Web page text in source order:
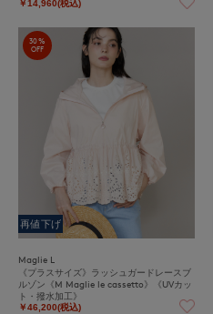
￥14,960(税込)
30%
OFF
再値下げ
Maglie L
《プラスサイズ》ラッシュガードレースブ
ルゾン《M Maglie le cassetto》《UVカッ
ト・撥水加工》
￥46,200(税込)